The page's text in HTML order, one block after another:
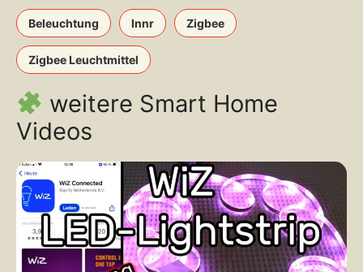
Beleuchtung Innr Zigbee
Zigbee Leuchtmittel
weitere Smart Home
Videos